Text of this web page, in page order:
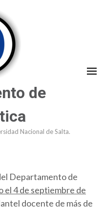
de
Nacional de Salta.
Departamento de
el 4 de septiembre de
docente de más de